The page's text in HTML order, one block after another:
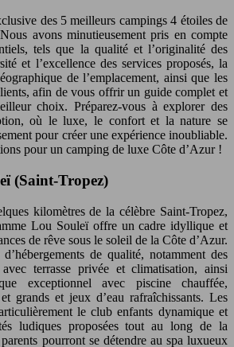
des 5 meilleurs campings 4 étoiles de
avons minutieusement pris en compte
tels que la qualité et l’originalité des
et l’excellence des services proposés, la
de l’emplacement, ainsi que les
afin de vous offrir un guide complet et
choix. Préparez-vous à explorer des
où le luxe, le confort et la nature se
pour créer une expérience inoubliable.
pour un camping de luxe Côte d’Azur !
(Saint-Tropez)
kilomètres de la célèbre Saint-Tropez,
Lou Souleï offre un cadre idyllique et
de rêve sous le soleil de la Côte d’Azur.
de qualité, notamment des
terrasse privée et climatisation, ainsi
exceptionnel avec piscine chauffée,
grands et jeux d’eau rafraîchissants. Les
le club enfants dynamique et
ludiques proposées tout au long de la
pourront se détendre au spa luxueux